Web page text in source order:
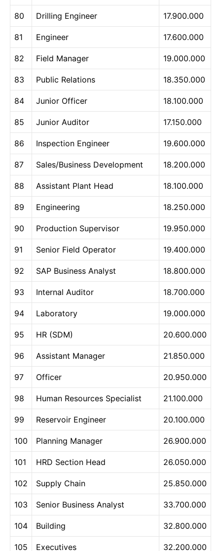
80 Drilling Engineer 17.900.000
81 Engineer 17.600.000
82 Field Manager 19.000.000
83 Public Relations 18.350.000
84 Junior Officer 18.100.000
85 Junior Auditor 17.150.000
86 Inspection Engineer 19.600.000
87 Sales/Business Development 18.200.000
88 Assistant Plant Head 18.100.000
89 Engineering 18.250.000
90 Production Supervisor 19.950.000
91 Senior Field Operator 19.400.000
92 SAP Business Analyst 18.800.000
93 Internal Auditor 18.700.000
94 Laboratory 19.000.000
95 HR (SDM) 20.600.000
96 Assistant Manager 21.850.000
97 Officer 20.950.000
98 Human Resources Specialist 21.100.000
99 Reservoir Engineer 20.100.000
100 Planning Manager 26.900.000
101 HRD Section Head 26.050.000
102 Supply Chain 25.850.000
103 Senior Business Analyst 33.700.000
104 Building 32.800.000
105 Executives 32.200.000